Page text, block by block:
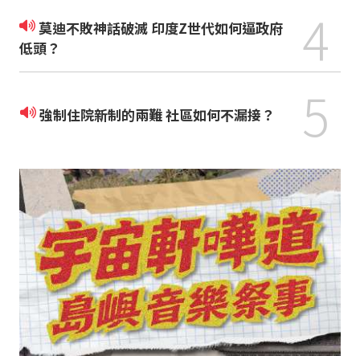
莫迪不敗神話破滅 印度Z世代如何逼政府
低頭？
4
強制住院新制的兩難 社區如何不漏接？ 5